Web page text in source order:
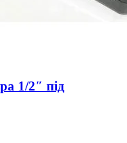
1/2″ під